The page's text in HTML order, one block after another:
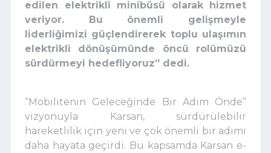
edilen elektrikli minibüsü olarak hizmet
veriyor. Bu önemli gelişmeyle
liderliğimizi güçlendirerek toplu ulaşımın
elektrikli dönüşümünde öncü rolümüzü
sürdürmeyi hedefliyoruz” dedi.
“Mobilitenin Geleceğinde Bir Adım Önde”
vizyonuyla Karsan, sürdürülebilir
hareketlilik için yeni ve çok önemli bir adımı
daha hayata geçirdi. Bu kapsamda Karsan e-